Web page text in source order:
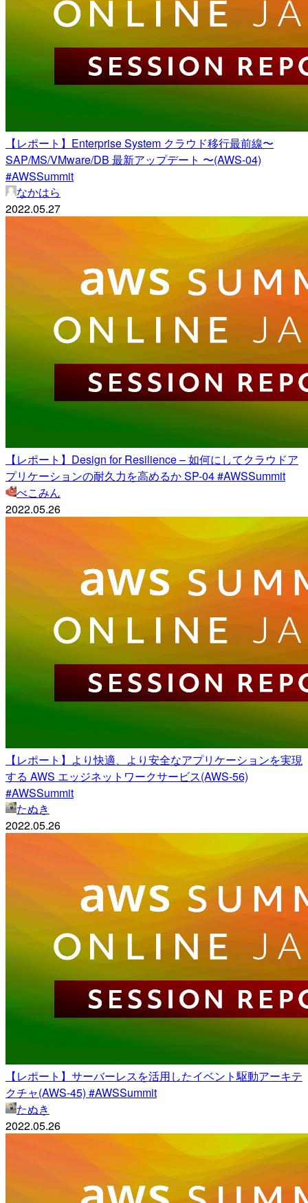
【レポート】Enterprise System クラウド移行最前線〜
SAP/MS/VMware/DB 最新アップデート 〜(AWS-04)
#AWSSummit
なかはら
2022.05.27
【レポート】Design for Resilience – 如何にしてクラウドア
プリケーションの耐久力を高めるか SP-04 #AWSSummit
べこみん
2022.05.26
【レポート】より快適、より安全なアプリケーションを実現
する AWS エッジネットワークサービス(AWS-56)
#AWSSummit
たぬき
2022.05.26
【レポート】サーバーレスを活用したイベント駆動アーキテ
クチャ(AWS-45) #AWSSummit
たぬき
2022.05.26